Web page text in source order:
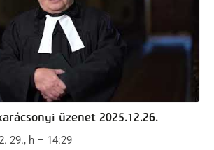
üzenet 2025.12.26.
29., h – 14:29